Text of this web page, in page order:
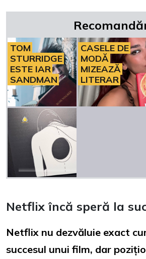
TOM
STURRIDGE
ESTE IAR
SANDMAN
CASELE DE
MODĂ
MIZEAZĂ
LITERAR
Netflix încă speră la
Netflix nu dezvăluie exact
succesul unui film, dar